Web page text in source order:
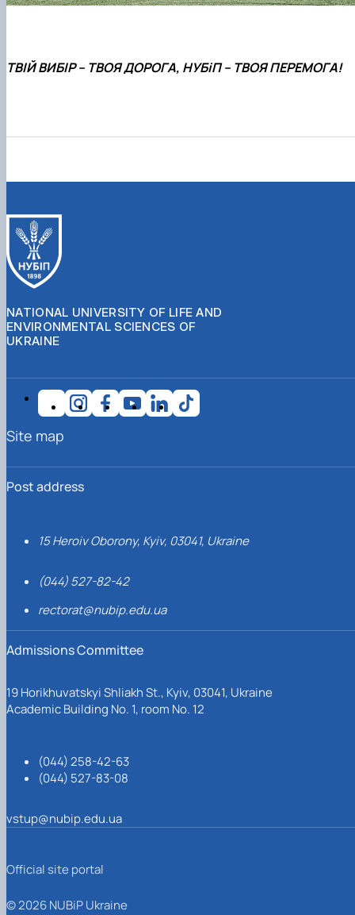
ТВІЙ ВИБІР – ТВОЯ ДОРОГА, НУБіП – ТВОЯ ПЕРЕМОГА!
NATIONAL UNIVERSITY OF LIFE AND
ENVIRONMENTAL SCIENCES OF
UKRAINE
Post address
15 Heroiv Oborony, Kyiv, 03041, Ukraine
(044) 527-82-42
rectorat@nubip.edu.ua
Admissions Committee
19 Horikhuvatskyi Shliakh St., Kyiv, 03041, Ukraine
Academic Building No. 1, room No. 12
(044) 258-42-63
(044) 527-83-08
vstup@nubip.edu.ua
Site map
Official site portal
© 2026 NUBiP Ukraine